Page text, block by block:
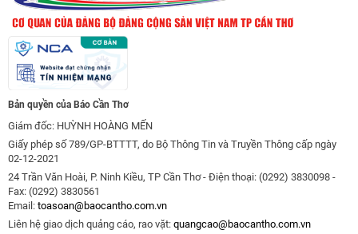
Bản quyền của Báo Cần Thơ
Giám đốc: HUỲNH HOÀNG MẾN
Giấy phép số 789/GP-BTTTT, do Bộ Thông Tin và Truyền Thông cấp ngày
02-12-2021
24 Trần Văn Hoài, P. Ninh Kiều, TP Cần Thơ - Điện thoại: (0292) 3830098 -
Fax: (0292) 3830561
Email: toasoan@baocantho.com.vn
Liên hệ giao dịch quảng cáo, rao vặt: quangcao@baocantho.com.vn